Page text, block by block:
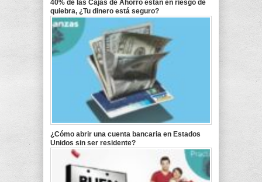
40% de las Cajas de Ahorro están en riesgo de
quiebra, ¿Tu dinero está seguro?
¿Cómo abrir una cuenta bancaria en Estados
Unidos sin ser residente?